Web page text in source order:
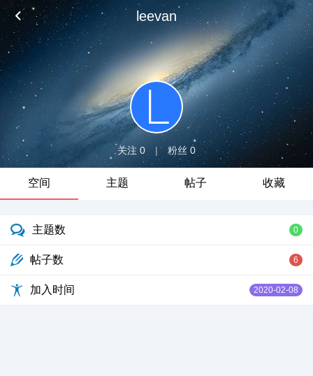
leevan
关注 0 | 粉丝 0
空间 主题 帖子 收藏
主题数 0
帖子数 6
加入时间 2020-02-08